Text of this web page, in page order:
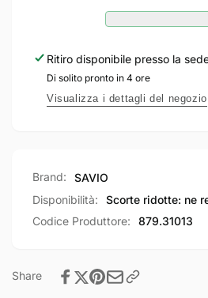
con
manico
per
persiane
aperture
reversibile
ribassato
per
persiane
Ritiro disponibile presso la
Di solito pronto in 4 ore
Visualizza i dettagli del negozio
Brand:
SAVIO
Disponibilità:
Scorte ridotte: ne
Codice Produttore:
879.31013
Share